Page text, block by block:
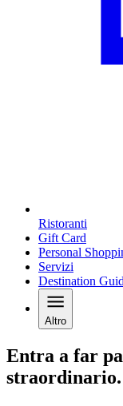
Ristoranti
Gift Card
Personal
Servizi
Destination
Altro
Entra a far
straordinario.